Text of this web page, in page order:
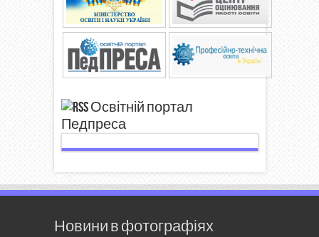
Освітній портал
Педпреса
Новини в фотографіях